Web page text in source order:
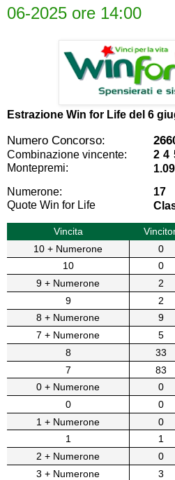
06-2025 ore 14:00
Estrazione Win for Life del 6
Numero Concorso:
Combinazione vincente:
2 4
Montepremi:
Numerone:
17
Quote Win for Life
Vincita
10 + Numerone
0
10
0
9 + Numerone
2
9
2
8 + Numerone
9
7 + Numerone
5
8
33
7
83
0 + Numerone
0
0
0
1 + Numerone
0
1
1
2 + Numerone
0
3 + Numerone
3